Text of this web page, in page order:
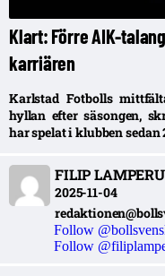
Klart: Förre AIK-
karriären
Karlstad Fotbolls
hyllan efter säsongen,
har spelat i klubben sedan
FILIP
2025-11-04
Follow
Follow